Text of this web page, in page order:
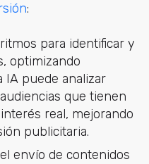
:
para identificar y
optimizando
IA puede analizar
que tienen
real, mejorando
publicitaria.
envío de contenidos